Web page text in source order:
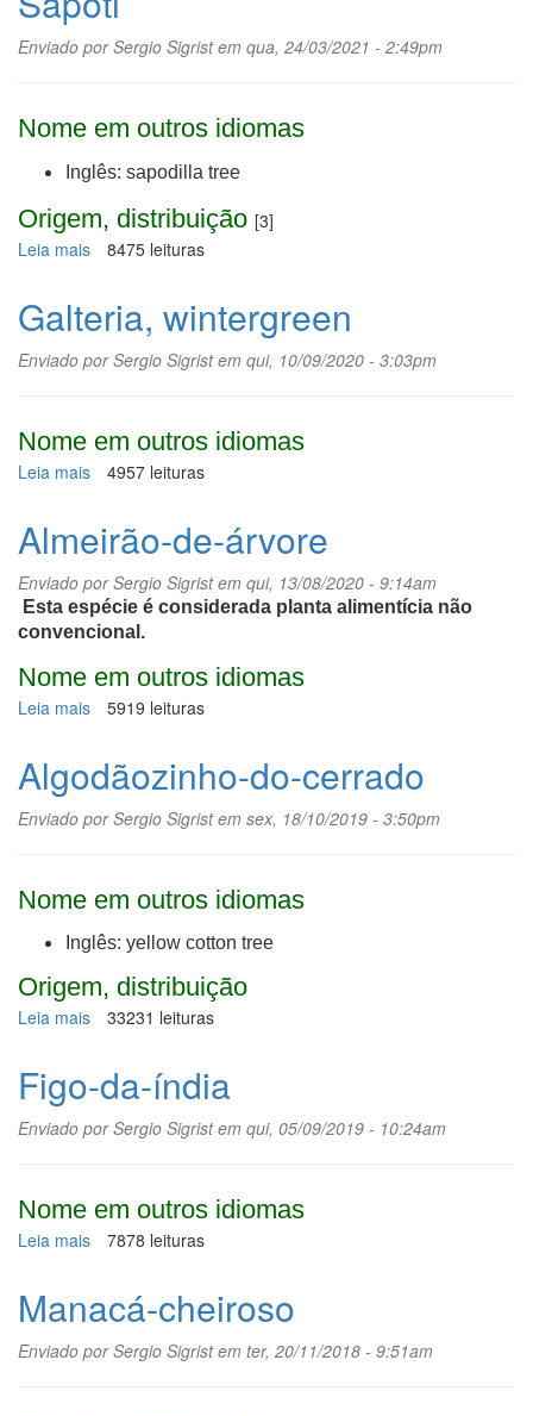
Enviado porSergio Sigristem qua, 24/03/2021 - 2:49pm
Nome em outros idiomas
Inglês: sapodilla tree
Origem, distribuição [3]
Leia mais sobre
8475 leituras
Galteria, wintergreen
Enviado porSergio Sigristem qui, 10/09/2020 - 3:03pm
Nome em outros idiomas
Leia mais sobre
4957 leituras
Almeirão-de-árvore
Enviado porSergio Sigristem qui, 13/08/2020 - 9:14am
Esta espécie é considerada planta alimentícia não
convencional.
Nome em outros idiomas
Leia mais sobre
árvore
5919 leituras
Algodãozinho-do-cerrado
Enviado porSergio Sigristem sex, 18/10/2019 - 3:50pm
Nome em outros idiomas
Inglês: yellow cotton tree
Origem, distribuição
Leia mais sobre
cerrado
33231 leituras
Figo-da-índia
Enviado porSergio Sigristem qui, 05/09/2019 - 10:24am
Nome em outros idiomas
Leia mais sobre
índia
7878 leituras
Manacá-cheiroso
Enviado porSergio Sigristem ter, 20/11/2018 - 9:51am